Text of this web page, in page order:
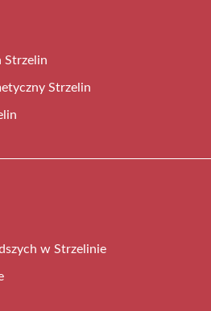
Strzelin
Strzelin
w Strzelinie